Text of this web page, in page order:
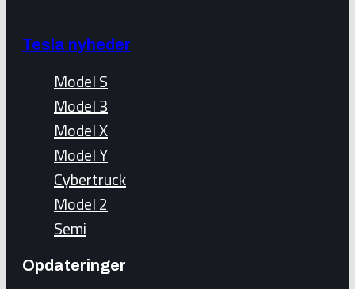
Tesla nyheder
Model S
Model 3
Model X
Model Y
Cybertruck
Model 2
Semi
Opdateringer